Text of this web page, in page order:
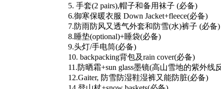
5. 手套(2 pairs),帽子和备用袜子 (必备)
6.御寒保暖衣服 Down Jacket+fleece(必备)
7.防雨防风又透气外套和防雪(水)裤子 (必备)
8.睡垫(optional)+睡袋(必备)
9.头灯/手电筒(必备)
10. backpacking背包及rain cover(必备)
11.防晒霜+sun glass墨镜(高山雪地的紫外线
12.Gaiter, 防雪防湿鞋湿裤又能防脏(必备)